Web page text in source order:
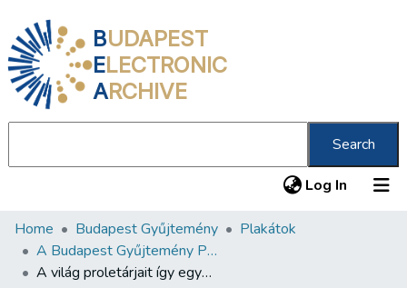
BUDAPEST
ELECTRONIC
ARCHIVE
Search
Log In (current)
Communities & Collections
All of DSpace
Home Budapest Gyűjtemény
Plakátok
A Budapest Gyűjtemény Plakáttárának plakátjai
A világ proletárjait így egyesíti a szovjetparadicsom!